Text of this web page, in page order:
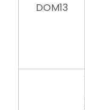
DOM13